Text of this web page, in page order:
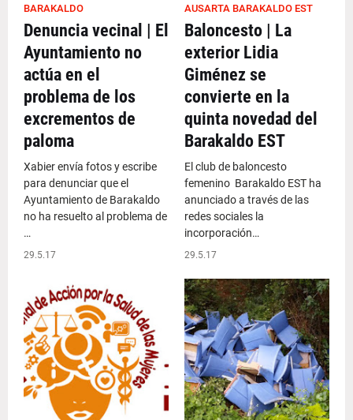
BARAKALDO
Denuncia vecinal | El
Ayuntamiento no
actúa en el
problema de los
excrementos de
paloma
Xabier envía fotos y escribe
para denunciar que el
Ayuntamiento de Barakaldo
no ha resuelto al problema de
…
29.5.17
AUSARTA BARAKALDO EST
Baloncesto | La
exterior Lidia
Giménez se
convierte en la
quinta novedad del
Barakaldo EST
El club de baloncesto
femenino Barakaldo EST ha
anunciado a través de las
redes sociales la
incorporación…
29.5.17